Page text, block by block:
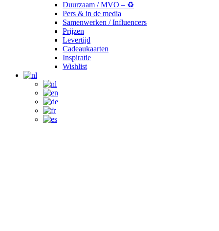
Duurzaam / MVO – ♻️
Pers & in de media
Samenwerken / Influencers
Prijzen
Levertijd
Cadeaukaarten
Inspiratie
Wishlist